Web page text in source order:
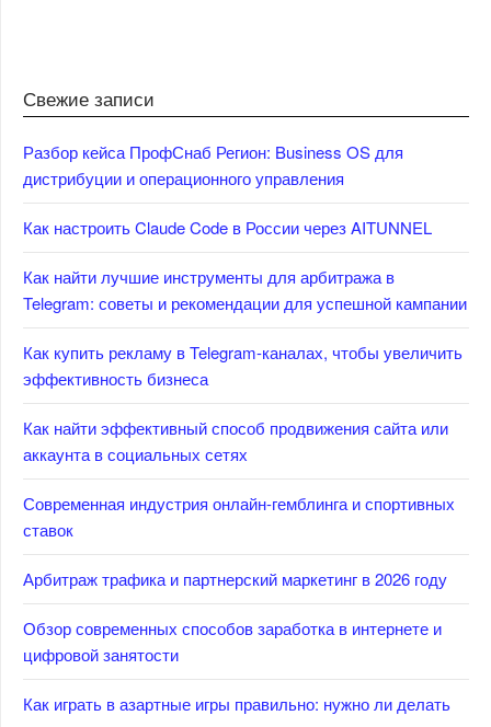
Свежие записи
Разбор кейса ПрофСнаб Регион: Business OS для
дистрибуции и операционного управления
Как настроить Claude Code в России через AITUNNEL
Как найти лучшие инструменты для арбитража в
Telegram: советы и рекомендации для успешной кампании
Как купить рекламу в Telegram-каналах, чтобы увеличить
эффективность бизнеса
Как найти эффективный способ продвижения сайта или
аккаунта в социальных сетях
Современная индустрия онлайн-гемблинга и спортивных
ставок
Арбитраж трафика и партнерский маркетинг в 2026 году
Обзор современных способов заработка в интернете и
цифровой занятости
Как играть в азартные игры правильно: нужно ли делать